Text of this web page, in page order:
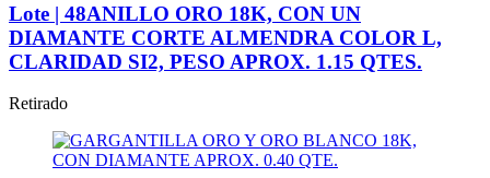
Lote | 48ANILLO ORO 18K, CON UN
DIAMANTE CORTE ALMENDRA COLOR L,
CLARIDAD SI2, PESO APROX. 1.15 QTES.
Retirado